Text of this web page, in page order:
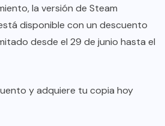
la versión de Steam
disponible con un descuento
desde el 29 de junio hasta el
y adquiere tu copia hoy